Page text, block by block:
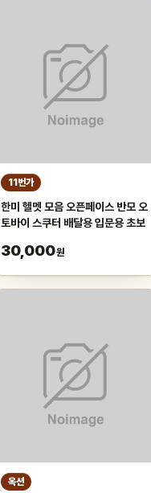
11번가
한미 헬멧 모음 오픈페이스 반모 오
토바이 스쿠터 배달용 입문용 초보
30,000원
옥션